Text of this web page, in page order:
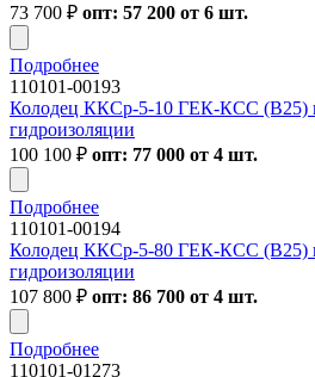
73 700 ₽ опт: 57 200 от 6 шт.
Подробнее
110101-00193
Колодец ККСр-5-10 ГЕК-КСС (В25)
гидроизоляции
100 100 ₽ опт: 77 000 от 4 шт.
Подробнее
110101-00194
Колодец ККСр-5-80 ГЕК-КСС (В25)
гидроизоляции
107 800 ₽ опт: 86 700 от 4 шт.
Подробнее
110101-01273